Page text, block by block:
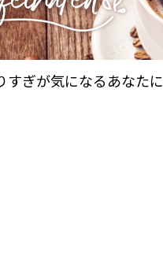
すぎが気になるあなたに